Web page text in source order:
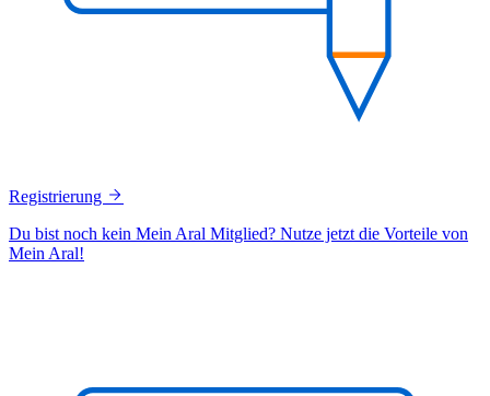
Registrierung
Du bist noch kein Mein Aral Mitglied? Nutze jetzt die Vorteile von
Mein Aral!